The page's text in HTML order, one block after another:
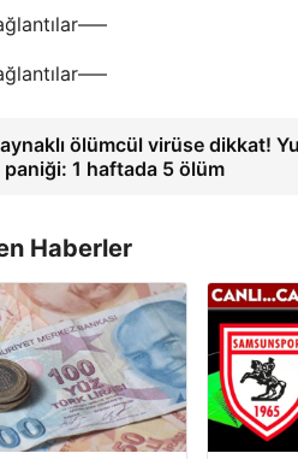
ölümcül virüse dikkat!
paniği: 1 haftada 5 ölüm
Haberler